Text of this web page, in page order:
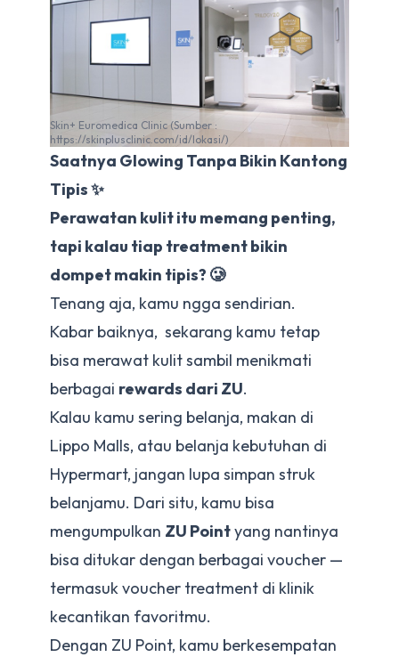
Skin+ Euromedica Clinic (Sumber :
https://skinplusclinic.com/id/lokasi/)
Saatnya Glowing Tanpa Bikin Kantong
Tipis ✨
Perawatan kulit itu memang penting,
tapi kalau tiap treatment bikin
dompet makin tipis? 🥲
Tenang aja, kamu ngga sendirian.
Kabar baiknya, sekarang kamu tetap
bisa merawat kulit sambil menikmati
berbagai rewards dari ZU.
Kalau kamu sering belanja, makan di
Lippo Malls, atau belanja kebutuhan di
Hypermart, jangan lupa simpan struk
belanjamu. Dari situ, kamu bisa
mengumpulkan ZU Pointyang nantinya
bisa ditukar dengan berbagai voucher —
termasuk voucher treatment di klinik
kecantikan favoritmu.
Dengan ZU Point, kamu berkesempatan